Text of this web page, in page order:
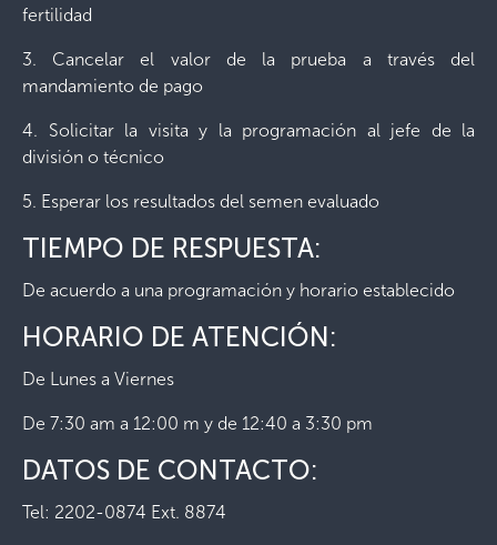
fertilidad
3. Cancelar el valor de la prueba a través del
mandamiento de pago
4. Solicitar la visita y la programación al jefe de la
división o técnico
5. Esperar los resultados del semen evaluado
TIEMPO DE RESPUESTA:
De acuerdo a una programación y horario establecido
HORARIO DE ATENCIÓN:
De Lunes a Viernes
De 7:30 am a 12:00 m y de 12:40 a 3:30 pm
DATOS DE CONTACTO:
Tel: 2202-0874 Ext. 8874